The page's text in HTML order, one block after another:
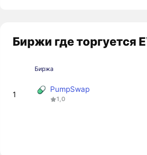
Биржи где торгуется
Биржа
1
PumpSwap
1,0